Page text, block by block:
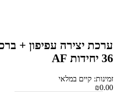
ערכת יצירה עפיפון +
36 יחידות AF
זמינות: קיים במלאי
₪0.00